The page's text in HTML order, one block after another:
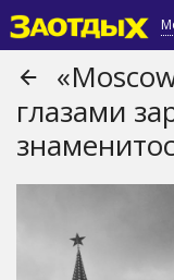
глазами